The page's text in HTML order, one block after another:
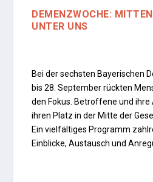
DEMENZWOCHE:
UNTER UNS
Bei der sechsten Bayerischen
bis 28. September rückten
den Fokus. Betroffene und ihre
ihren Platz in der Mitte der
Ein vielfältiges Programm
Einblicke, Austausch und